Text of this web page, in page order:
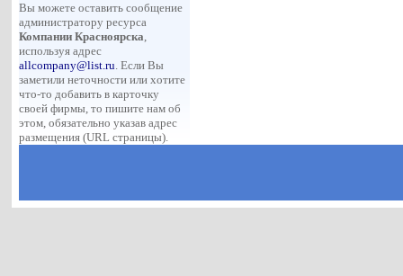
Вы можете оставить сообщение
администратору ресурса
Компании Красноярска,
используя адрес
allcompany@list.ru. Если Вы
заметили неточности или хотите
что-то добавить в карточку
своей фирмы, то пишите нам об
этом, обязательно указав адрес
размещения (URL страницы).